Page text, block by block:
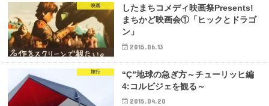
映画
したまちコメディ映画祭Presents!
まちかど映画会①「ヒックとドラゴ
ン」
2015.06.13
旅行
“Ç”地球の急ぎ方～チューリッヒ編
4:コルビジェを観る～
2015.04.20